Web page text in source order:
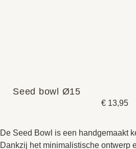
Seed bowl Ø15
€13,95
De Seed Bowl is een handgemaakt
Dankzij het minimalistische ontwerp